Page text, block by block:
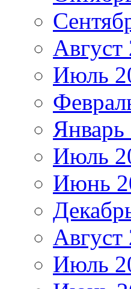
Август
Июль
Январь
Июль
Июнь
Август
Июль